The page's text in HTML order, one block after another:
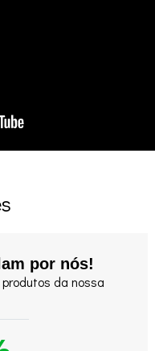
por nós!
da nossa